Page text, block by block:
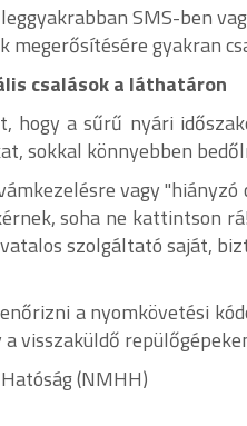
SMS-ben
gyakran
csalások a láthatáron
hogy a sűrű nyári
sokkal könnyebben
vagy
soha ne kattintson
szolgáltató saját,
a nyomkövetési
visszaküldő
(NMHH)